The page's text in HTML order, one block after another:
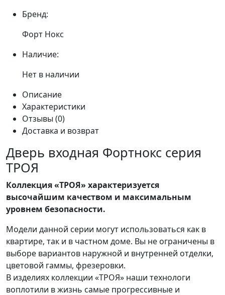
Бренд:
Форт Нокс
Наличие:
Нет в наличии
Описание
Характеристики
Отзывы (0)
Доставка и возврат
Дверь входная Фортнокс серия
ТРОЯ
Коллекция «ТРОЯ» характеризуется
высочайшим качеством и максимальным
уровнем безопасности.
Модели данной серии могут использоваться как в
квартире, так и в частном доме. Вы не ограничены в
выборе вариантов наружной и внутренней отделки,
цветовой гаммы, фрезеровки.
В изделиях коллекции «ТРОЯ» наши технологи
воплотили в жизнь самые прогрессивные и